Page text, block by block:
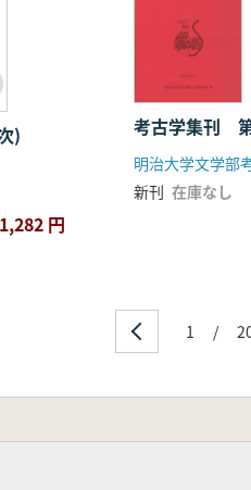
)
1,282 円
考古学集刊
新刊 在庫なし
1 /